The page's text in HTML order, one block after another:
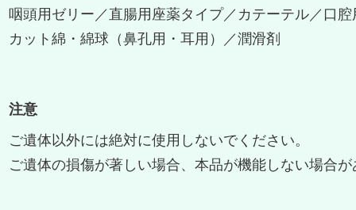
咽頭用ゼリー／直腸用座薬タイプ／カテーテル／口
カット綿・綿球（鼻孔用・耳用）／潤滑剤
注意
ご遺体以外には絶対に使用しないでください。
ご遺体の損傷が著しい場合、本品が機能しない場合